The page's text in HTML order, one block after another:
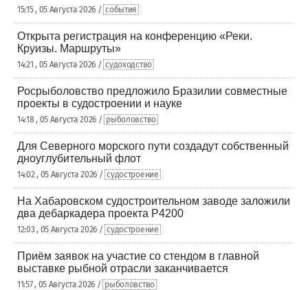
15:15 , 05 Августа 2026 / события
Открыта регистрация на конференцию «Реки.
Круизы. Маршруты»
14:21 , 05 Августа 2026 / судоходство
Росрыболовство предложило Бразилии совместные
проекты в судостроении и науке
14:18 , 05 Августа 2026 / рыболовство
Для Северного морского пути создадут собственный
дноуглубительный флот
14:02 , 05 Августа 2026 / судостроение
На Хабаровском судостроительном заводе заложили
два дебаркадера проекта Р4200
12:03 , 05 Августа 2026 / судостроение
Приём заявок на участие со стендом в главной
выставке рыбной отрасли заканчивается
11:57 , 05 Августа 2026 / рыболовство